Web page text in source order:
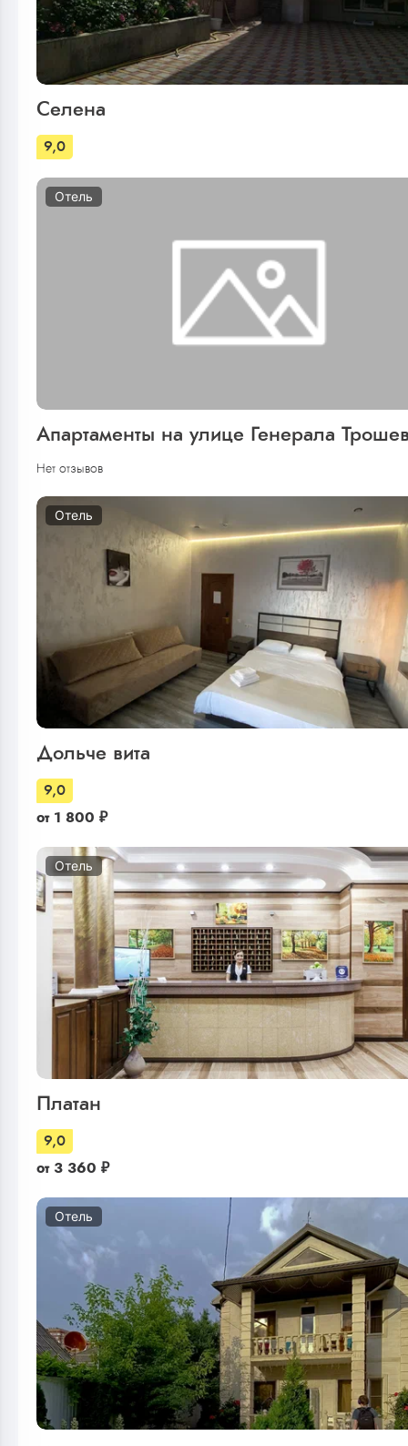
Селена
9,0
Отель
Апартаменты на улице Генерала
Нет отзывов
Отель
Дольче вита
9,0
от 1 800 ₽
Отель
Платан
9,0
от 3 360 ₽
Отель